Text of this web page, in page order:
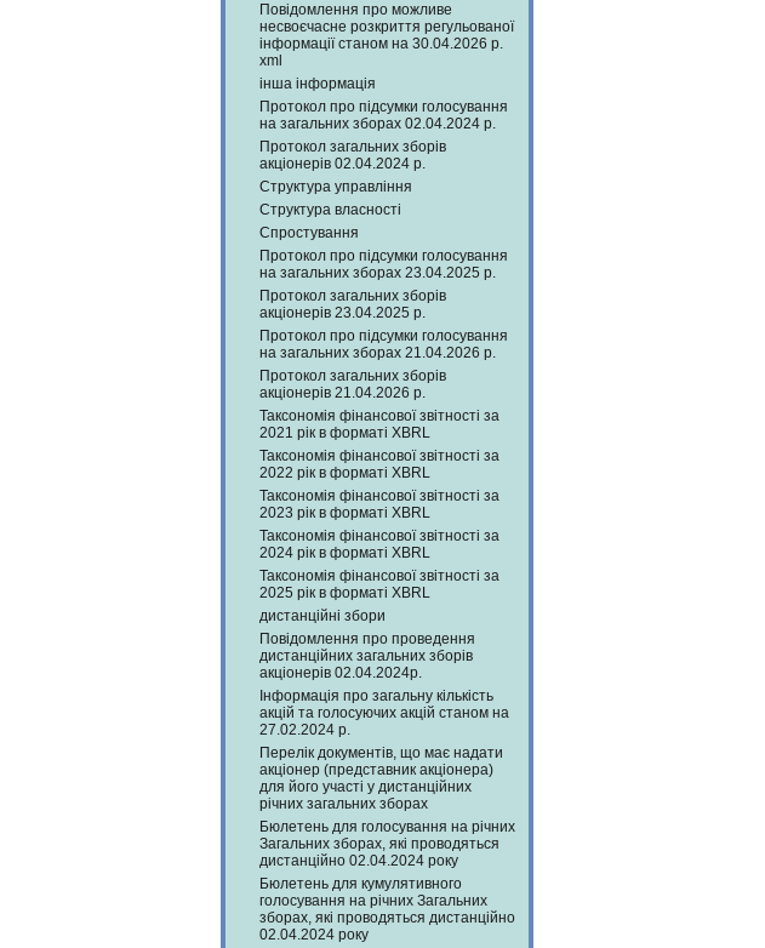
Повідомлення про можливе
несвоєчасне розкриття регульованої
інформації станом на 30.04.2026 р.
xml
інша інформація
Протокол про підсумки голосування
на загальних зборах 02.04.2024 р.
Протокол загальних зборів
акціонерів 02.04.2024 р.
Структура управління
Структура власності
Спростування
Протокол про підсумки голосування
на загальних зборах 23.04.2025 р.
Протокол загальних зборів
акціонерів 23.04.2025 р.
Протокол про підсумки голосування
на загальних зборах 21.04.2026 р.
Протокол загальних зборів
акціонерів 21.04.2026 р.
Таксономія фінансової звітності за
2021 рік в форматі XBRL
Таксономія фінансової звітності за
2022 рік в форматі XBRL
Таксономія фінансової звітності за
2023 рік в форматі XBRL
Таксономія фінансової звітності за
2024 рік в форматі XBRL
Таксономія фінансової звітності за
2025 рік в форматі XBRL
дистанційні збори
Повідомлення про проведення
дистанційних загальних зборів
акціонерів 02.04.2024р.
Інформація про загальну кількість
акцій та голосуючих акцій станом на
27.02.2024 р.
Перелік документів, що має надати
акціонер (представник акціонера)
для його участі у дистанційних
річних загальних зборах
Бюлетень для голосування на річних
Загальних зборах, які проводяться
дистанційно 02.04.2024 року
Бюлетень для кумулятивного
голосування на річних Загальних
зборах, які проводяться дистанційно
02.04.2024 року